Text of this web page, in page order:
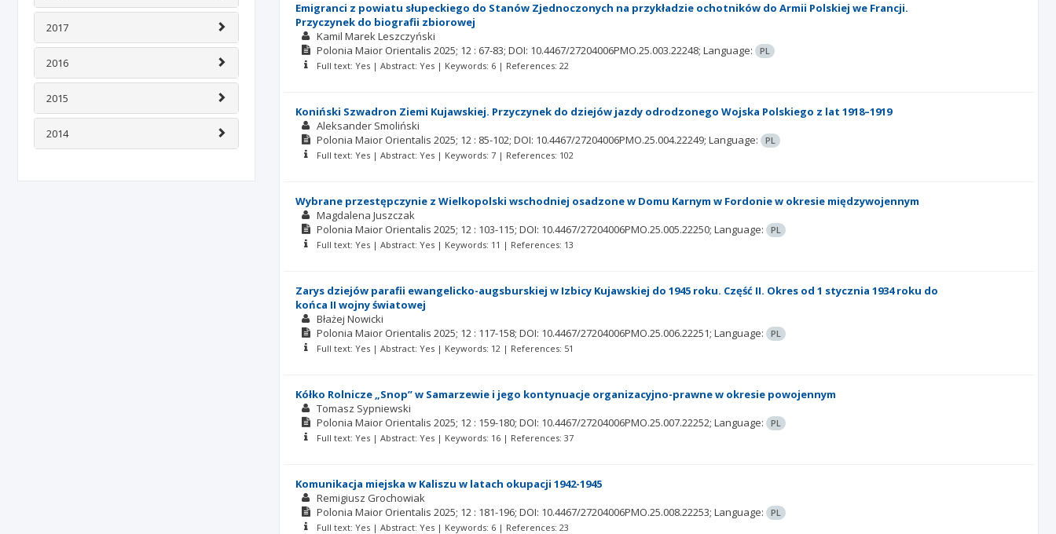
2017
2016
2015
2014
Emigranci z powiatu słupeckiego do Stanów Zjednoczonych na przykładzie ochotników do Armii Polskiej we Francji.
Przyczynek do biografii zbiorowej
Kamil Marek Leszczyński
Polonia Maior Orientalis 2025; 12 : 67-83; DOI: 10.4467/27204006PMO.25.003.22248; Language: PL
Full text: Yes | Abstract: Yes | Keywords: 6 | References: 22
Koniński Szwadron Ziemi Kujawskiej. Przyczynek do dziejów jazdy odrodzonego Wojska Polskiego z lat 1918–1919
Aleksander Smoliński
Polonia Maior Orientalis 2025; 12 : 85-102; DOI: 10.4467/27204006PMO.25.004.22249; Language: PL
Full text: Yes | Abstract: Yes | Keywords: 7 | References: 102
Wybrane przestępczynie z Wielkopolski wschodniej osadzone w Domu Karnym w Fordonie w okresie międzywojennym
Magdalena Juszczak
Polonia Maior Orientalis 2025; 12 : 103-115; DOI: 10.4467/27204006PMO.25.005.22250; Language: PL
Full text: Yes | Abstract: Yes | Keywords: 11 | References: 13
Zarys dziejów parafii ewangelicko-augsburskiej w Izbicy Kujawskiej do 1945 roku. Część II. Okres od 1 stycznia 1934 roku do
końca II wojny światowej
Błażej Nowicki
Polonia Maior Orientalis 2025; 12 : 117-158; DOI: 10.4467/27204006PMO.25.006.22251; Language: PL
Full text: Yes | Abstract: Yes | Keywords: 12 | References: 51
Kółko Rolnicze „Snop” w Samarzewie i jego kontynuacje organizacyjno-prawne w okresie powojennym
Tomasz Sypniewski
Polonia Maior Orientalis 2025; 12 : 159-180; DOI: 10.4467/27204006PMO.25.007.22252; Language: PL
Full text: Yes | Abstract: Yes | Keywords: 16 | References: 37
Komunikacja miejska w Kaliszu w latach okupacji 1942-1945
Remigiusz Grochowiak
Polonia Maior Orientalis 2025; 12 : 181-196; DOI: 10.4467/27204006PMO.25.008.22253; Language: PL
Full text: Yes | Abstract: Yes | Keywords: 6 | References: 23